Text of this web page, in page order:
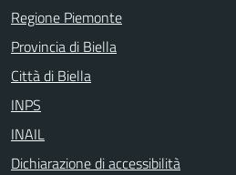
Regione Piemonte
Provincia di Biella
Città di Biella
INPS
INAIL
Dichiarazione di accessibilità